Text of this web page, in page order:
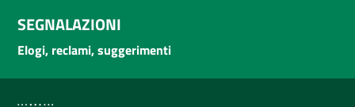
SEGNALAZIONI
Elogi, reclami, suggerimenti